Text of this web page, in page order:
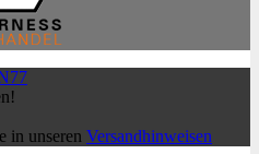
in unseren Versandhinweisen